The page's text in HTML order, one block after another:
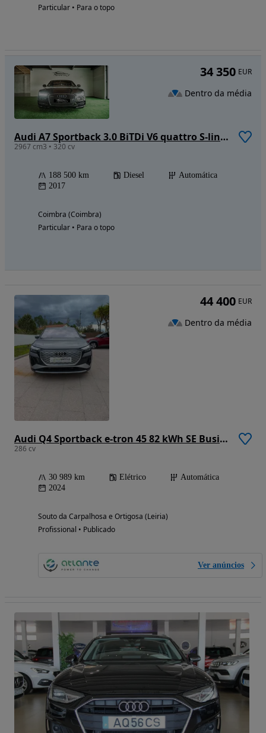
Particular • Para o topo
Audi A7 Sportback 3.0 BiTDi V6 quattro S-line Tiptronic
2967 cm3 • 320 cv
188 500 km Diesel
Automática
2017
Coimbra (Coimbra)
Particular • Para o topo
34 350 EUR
Dentro da média
Audi Q4 Sportback e-tron 45 82 kWh SE Business Plus
286 cv
30 989 km Elétrico
Automática
2024
Souto da Carpalhosa e Ortigosa (Leiria)
Profissional • Publicado
Ver anúncios
44 400 EUR
Dentro da média